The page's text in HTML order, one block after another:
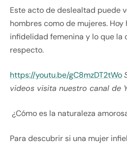
Este acto de deslealtad puede
hombres como de mujeres.
infidelidad femenina y lo que la
respecto.
https://youtu.be/gC8mzDT2tWo
videos visita nuestro canal de
¿Cómo es la naturaleza
Para descubrir si una mujer